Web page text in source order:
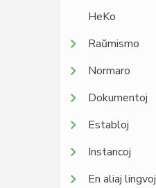
HeKo
Raŭmismo
Normaro
Dokumentoj
Establoj
Instancoj
En aliaj lingvoj